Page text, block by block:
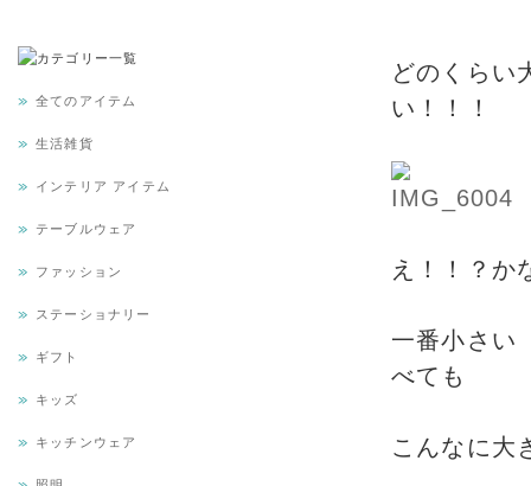
全てのアイテム
生活雑貨
インテリア アイテム
テーブルウェア
ファッション
ステーショナリー
ギフト
キッズ
キッチンウェア
どのくらい
い！！！
え！！？か
一番小さい
べても
こんなに大